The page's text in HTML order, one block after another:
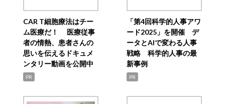
CAR T細胞療法はチー
ム医療だ！ 医療従事
者の情熱、患者さんの
思いを伝えるドキュメ
ンタリー動画を公開中
PR
「第4回科学的人事アワ
ード2025」を開催 デ
ータとAIで変わる人事
戦略 科学的人事の最
新事例
PR